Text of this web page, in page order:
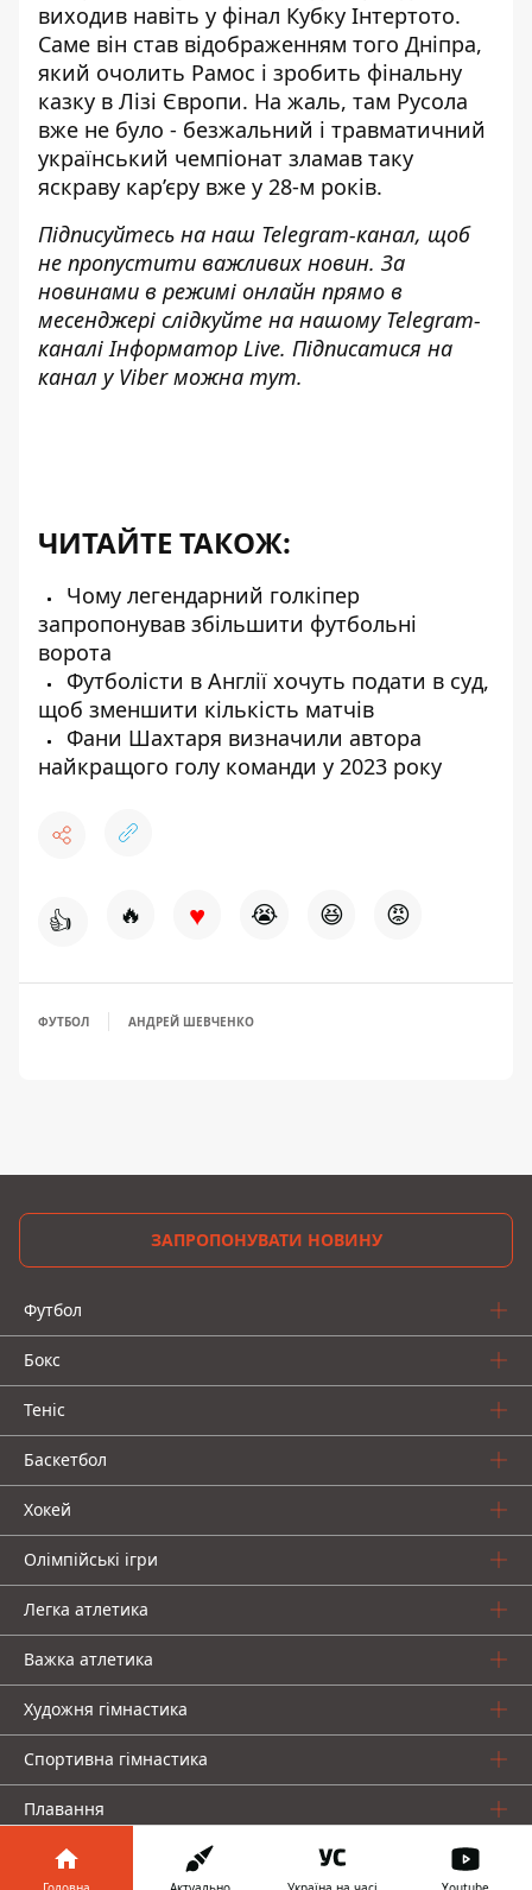
виходив навіть у фінал Кубку Інтертото.
Саме він став відображенням того Дніпра,
який очолить Рамос і зробить фінальну
казку в Лізі Європи. На жаль, там Русола
вже не було - безжальний і травматичний
український чемпіонат зламав таку
яскраву кар’єру вже у 28-м років.
Підписуйтесь на наш Telegram-канал, щоб
не пропустити важливих новин. За
новинами в режимі онлайн прямо в
месенджері слідкуйте на нашому Telegram-
каналіІнформатор Live. Підписатися на
канал у Viber можна тут.
ЧИТАЙТЕ ТАКОЖ:
Чому легендарний голкіпер
запропонував збільшити футбольні
ворота
Футболісти в Англії хочуть подати в суд,
щоб зменшити кількість матчів
Фани Шахтаря визначили автора
найкращого голу команди у 2023 року
👍 🔥 ♥ 😭 😆 😡
ФУТБОЛ АНДРЕЙ ШЕВЧЕНКО
ЗАПРОПОНУВАТИ НОВИНУ
Футбол
Бокс
Теніс
Баскетбол
Хокей
Олімпійські ігри
Легка атлетика
Важка атлетика
Художня гімнастика
Спортивна гімнастика
Плавання
Про нас